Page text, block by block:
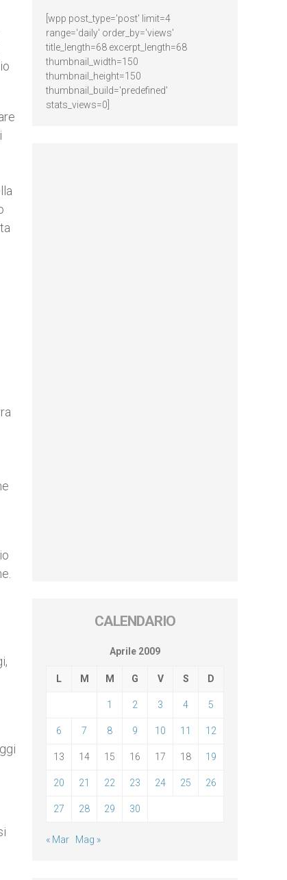
[wpp post_type='post' limit=4
range='daily' order_by='views'
title_length=68 excerpt_length=68
thumbnail_width=150
thumbnail_height=150
thumbnail_build='predefined'
stats_views=0]
CALENDARIO
Aprile 2009
L M M G V S D
1 2 3 4 5
6 7 8 9 10 11 12
13 14 15 16 17 18 19
20 21 22 23 24 25 26
27 28 29 30
« Mar Mag »